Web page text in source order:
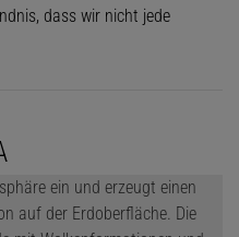
dass wir nicht jede